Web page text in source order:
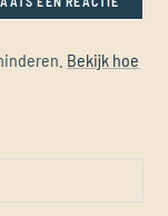
Bekijk hoe